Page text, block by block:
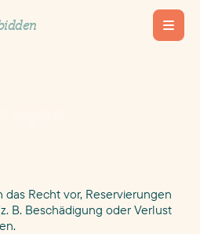
das Recht vor, Reservierungen
B. Beschädigung oder Verlust